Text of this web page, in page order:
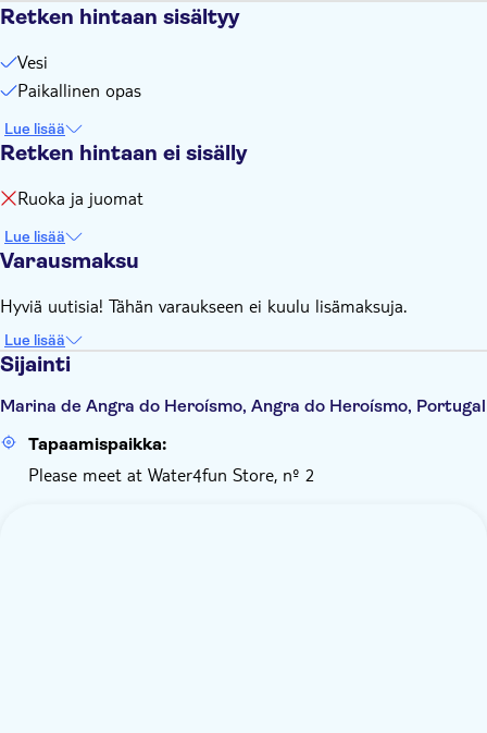
Retken hintaan sisältyy
Vesi
Paikallinen opas
Lue lisää
Retken hintaan ei sisälly
Ruoka ja juomat
Lue lisää
Varausmaksu
Hyviä uutisia! Tähän varaukseen ei kuulu lisämaksuja.
Lue lisää
Sijainti
Marina de Angra do Heroísmo, Angra do Heroísmo, Portugal
Tapaamispaikka:
Please meet at Water4fun Store, nº 2